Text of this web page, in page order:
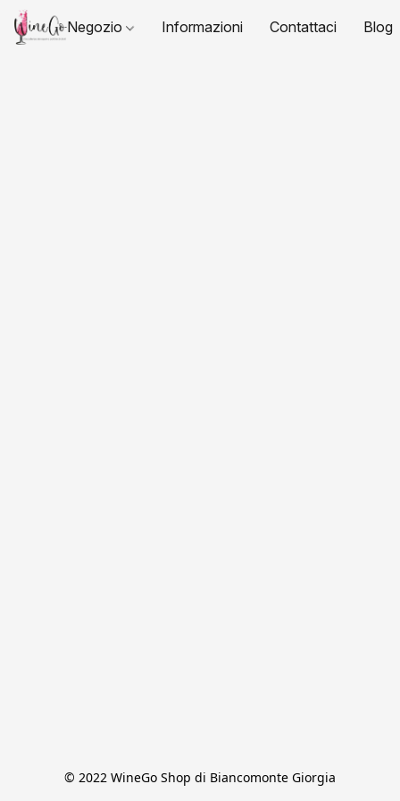
Negozio Informazioni Contattaci Blog
© 2022 WineGo Shop di Biancomonte Giorgia